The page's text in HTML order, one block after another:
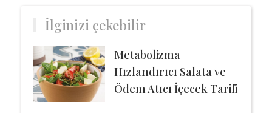
İlginizi çekebilir
Metabolizma
Hızlandırıcı Salata ve
Ödem Atıcı İçecek Tarifi